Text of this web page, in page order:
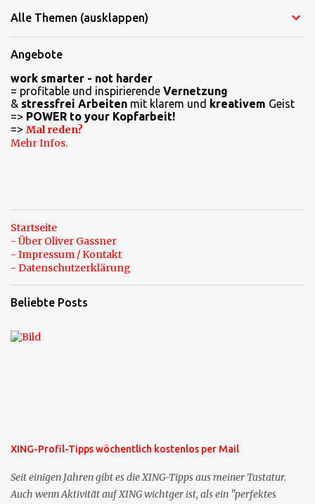
m
n
t
a
r
e
Alle Themen (ausklappen)
Angebote
work smarter - not harder
= profitable und inspirierende Vernetzung
& stressfrei Arbeiten mit klarem und kreativem Geist
=> POWER to your Kopfarbeit!
=> Mal reden?
Mehr Infos.
Startseite
- Über Oliver Gassner
- Impressum / Kontakt
- Datenschutzerklärung
Beliebte Posts
XING-Profil-Tipps wöchentlich kostenlos per Mail
Seit einigen Jahren gibt es die XING-Tipps aus meiner Tastatur.
Auch wenn Aktivität auf XING wichtger ist, als ein "perfektes